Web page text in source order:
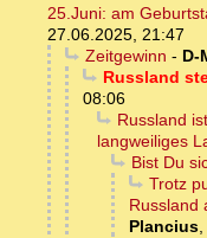
25.Juni: am
27.06.2025, 21:47
Zeitgewinn - D-
Russland
08:06
Russland
langweiliges
Bist Du
Trotz
Russland
Plancius,